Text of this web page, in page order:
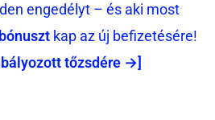
engedélyt – és aki most
kap az új befizetésére!
tőzsdére →]